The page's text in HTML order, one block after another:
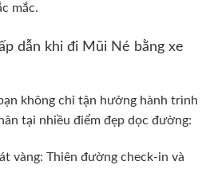
mắc.
dẫn khi đi Mũi Né bằng xe
không chỉ tận hưởng hành trình
tại nhiều điểm đẹp dọc đường:
vàng: Thiên đường check-in và